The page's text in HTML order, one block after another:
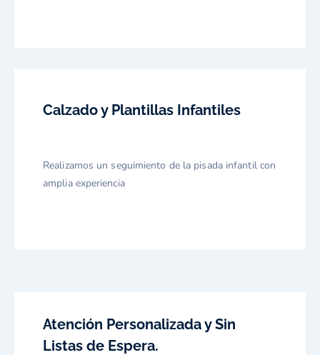
Calzado y Plantillas Infantiles
Realizamos un seguimiento de la pisada infantil con
amplia experiencia
Atención Personalizada y Sin
Listas de Espera.